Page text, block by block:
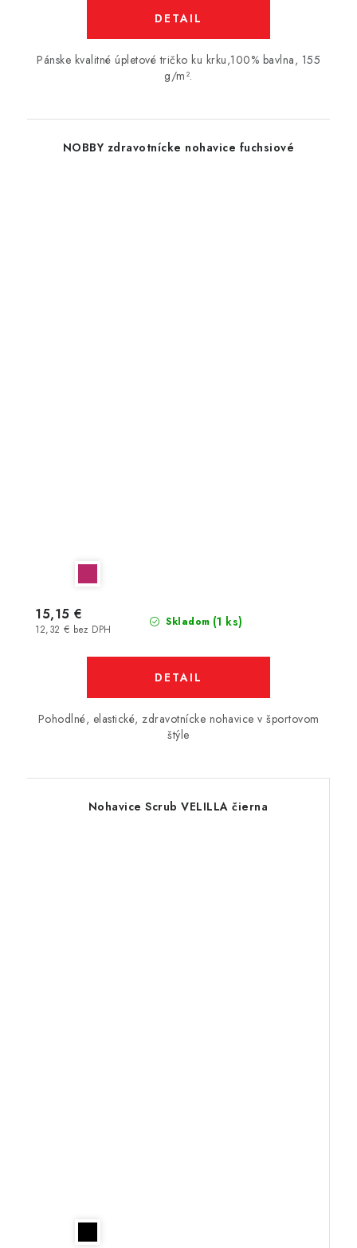
DETAIL
Pánske kvalitné úpletové tričko ku krku,100% bavlna, 155
g/m².
NOBBY zdravotnícke nohavice fuchsiové
Skladom (1 ks)
12,32 € bez DPH
15,15 €
DETAIL
Pohodlné, elastické, zdravotnícke nohavice v športovom
štýle
Nohavice Scrub VELILLA čierna